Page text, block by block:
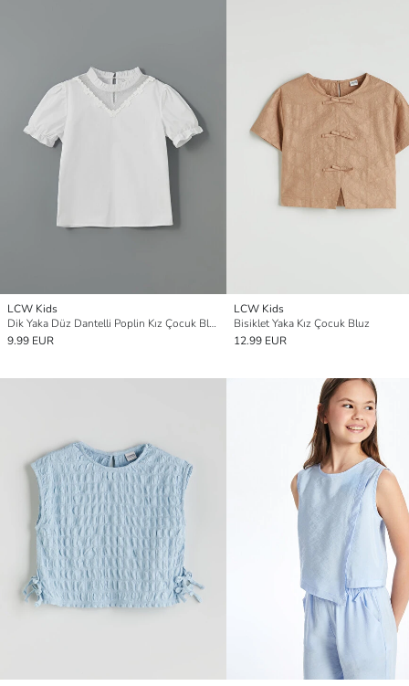
LCW Kids
Dik Yaka Düz Dantelli Poplin Kız Çocuk Bluz
9.99 EUR
LCW Kids
Bisiklet Yaka Kız Çocuk Bluz
12.99 EUR